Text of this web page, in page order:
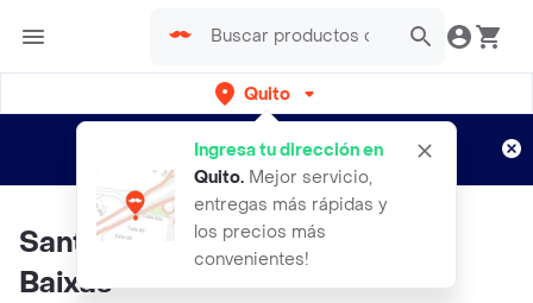
Quito
Ingresa tu dirección en
Quito. Mejor servicio,
entregas más rápidas y
los precios más
convenientes!
envíos gratis por semanas
Aplican TyC
Santiago Ruiz Vino Blanco Rias
Baixas